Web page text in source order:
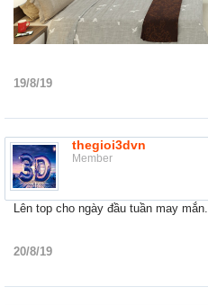
19/8/19
thegioi3dvn
Member
Lên top cho ngày đầu tuần may mắn.
20/8/19